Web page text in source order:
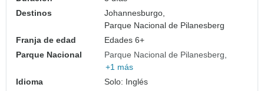
Destinos
Johannesburgo,
Parque Nacional de Pilanesberg
Franja de edad
Edades 6+
Parque Nacional
Parque Nacional de Pilanesberg
+1 más
Idioma
Solo: Inglés